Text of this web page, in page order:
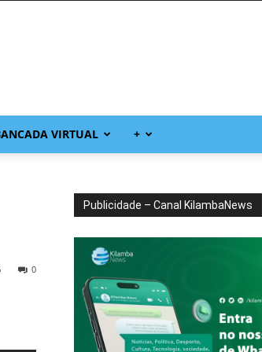
VIRTUAL +
0
Publicidade – Canal KilambaNews